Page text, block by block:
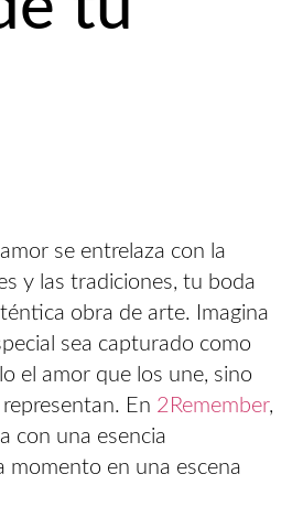
se entrelaza con la
y las tradiciones, tu boda
obra de arte. Imagina
sea capturado como
el amor que los une, sino
En 2Remember,
con una esencia
momento en una escena